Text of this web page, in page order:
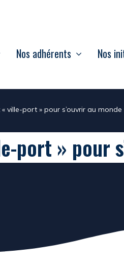
Nos adhérents Nos
ville-port » pour s’ouvrir au
port » pour